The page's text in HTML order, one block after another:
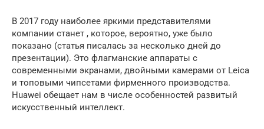
В 2017 году наиболее яркими представителями
компании станет , которое, вероятно, уже было
показано (статья писалась за несколько дней до
презентации). Это флагманские аппараты с
современными экранами, двойными камерами от Leica
и топовыми чипсетами фирменного производства.
Huawei обещает нам в числе особенностей развитый
искусственный интеллект.